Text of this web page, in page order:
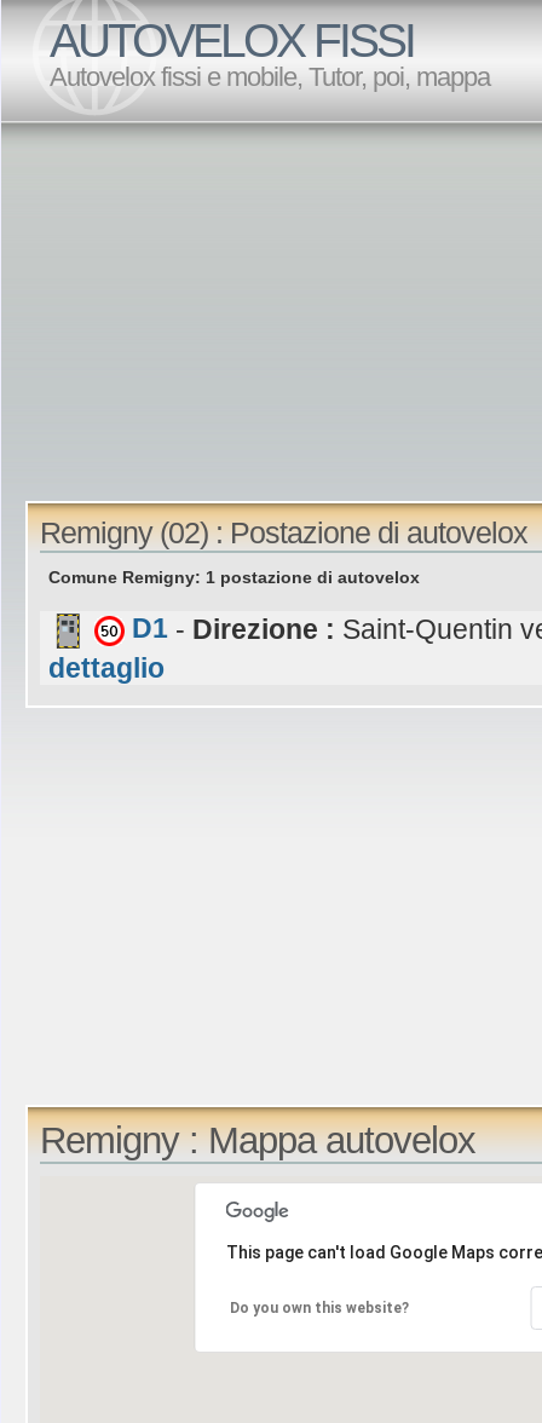
AUTOVELOX FISSI
Autovelox fissi e mobile, Tutor, poi, mappa
Remigny (02) : Postazione di autovelox
Comune Remigny: 1 postazione di autovelox
D1 - Direzione : Saint-Quentin
dettaglio
Remigny : Mappa autovelox
This page can't load Google Maps
Do you own this website?